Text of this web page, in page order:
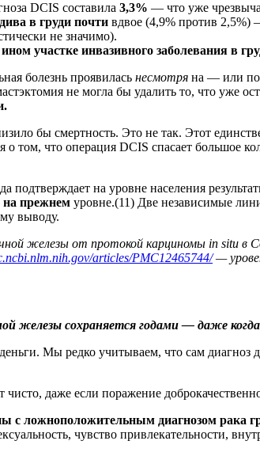
DCIS составила 3,3% — что уже
в груди почти вдвое (4,9% против 2,5%)
не значимо).
участке инвазивного заболевания в
болезнь проявилась несмотря на — или
не могла бы удалить то, что уже
бы смертность. Это не так. Этот
что операция DCIS спасает большое
на уровне населения
на прежнем уровне.(11) Две независимые
выводу.
железы от протокой карциномы in situ в
articles/PMC12465744/—
железы сохраняется годами — даже
Мы редко учитываем, что сам
чисто, даже если поражение
с ложноположительным диагнозом рака
чувство привлекательности,